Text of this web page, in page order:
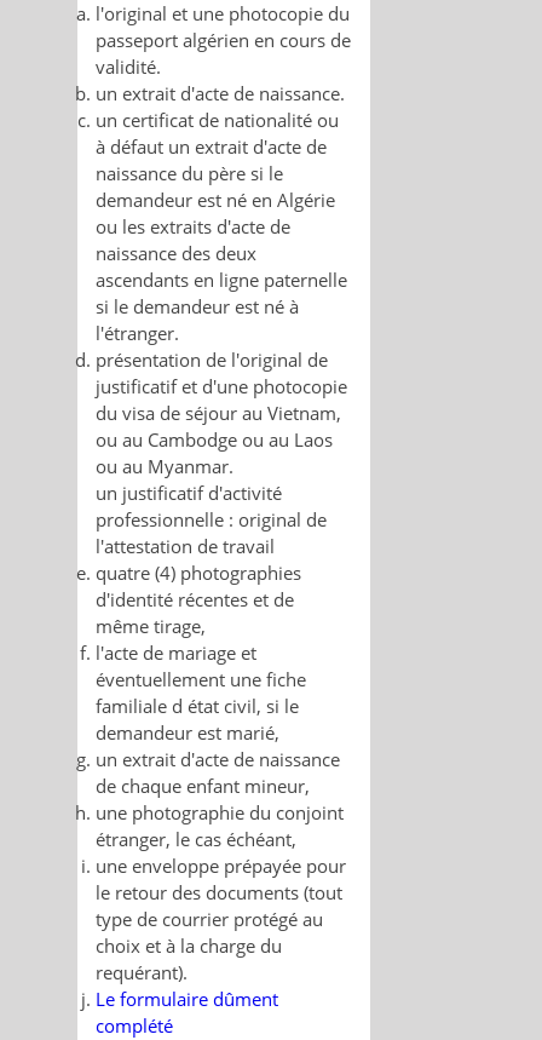
l'original et une photocopie du
passeport algérien en cours de
validité.
un extrait d'acte de naissance.
un certificat de nationalité ou
à défaut un extrait d'acte de
naissance du père si le
demandeur est né en Algérie
ou les extraits d'acte de
naissance des deux
ascendants en ligne paternelle
si le demandeur est né à
l'étranger.
présentation de l'original de
justificatif et d'une photocopie
du visa de séjour au Vietnam,
ou au Cambodge ou au Laos
ou au Myanmar.
un justificatif d'activité
professionnelle : original de
l'attestation de travail
quatre (4) photographies
d'identité récentes et de
même tirage,
l'acte de mariage et
éventuellement une fiche
familiale d état civil, si le
demandeur est marié,
un extrait d'acte de naissance
de chaque enfant mineur,
une photographie du conjoint
étranger, le cas échéant,
une enveloppe prépayée pour
le retour des documents (tout
type de courrier protégé au
choix et à la charge du
requérant).
Le formulaire dûment
complété